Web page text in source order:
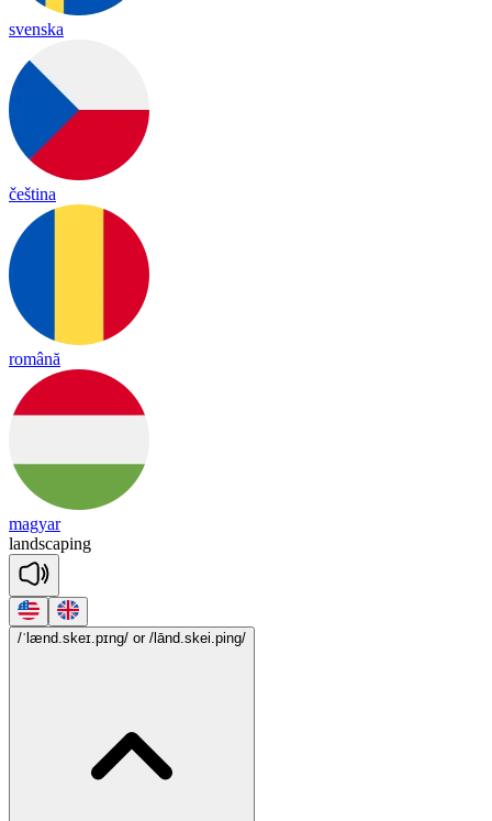
svenska
čeština
română
magyar
landscaping
/ˈlænd.skeɪ.pɪng/ or /lānd.skei.ping/